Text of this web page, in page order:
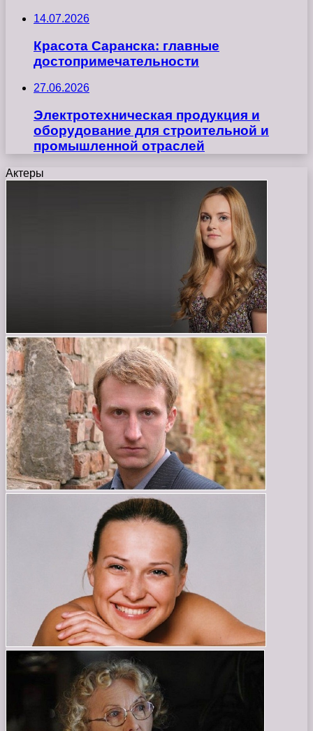
14.07.2026
Красота Саранска: главные
достопримечательности
27.06.2026
Электротехническая продукция и
оборудование для строительной и
промышленной отраслей
Актеры